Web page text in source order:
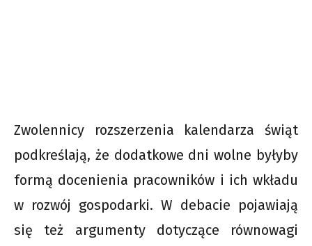
Zwolennicy rozszerzenia kalendarza świąt
podkreślają, że dodatkowe dni wolne byłyby
formą docenienia pracowników i ich wkładu
w rozwój gospodarki. W debacie pojawiają
się też argumenty dotyczące równowagi